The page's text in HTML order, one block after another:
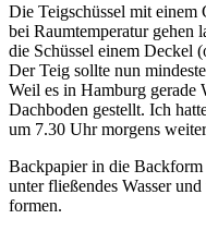
Die Teigschüssel mit einem
bei Raumtemperatur gehen
die Schüssel einem Deckel
Der Teig sollte nun
Weil es in Hamburg gerade
Dachboden gestellt. Ich
um 7.30 Uhr morgens
Backpapier in die
unter fließendes Wasser
formen.